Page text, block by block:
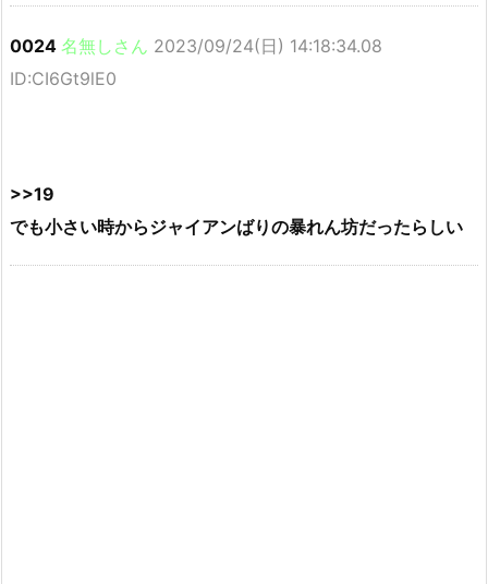
0024 名無しさん 2023/09/24(日) 14:18:34.08
ID:CI6Gt9lE0
>>19
でも小さい時からジャイアンばりの暴れん坊だったらしい